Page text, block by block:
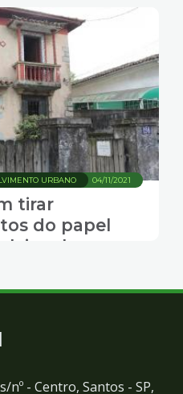
04/11/2021
URBANO
tirar
do papel
leis urbanas
nº - Centro, Santos - SP,